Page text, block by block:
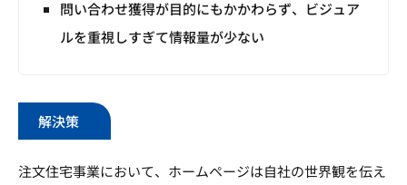
問い合わせ獲得が目的にもかかわらず、ビジュア
ルを重視しすぎて情報量が少ない
解決策
注文住宅事業において、ホームページは自社の世界観を伝え